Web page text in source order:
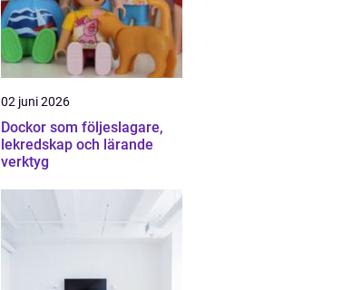
02 juni 2026
Dockor som följeslagare,
lekredskap och lärande
verktyg